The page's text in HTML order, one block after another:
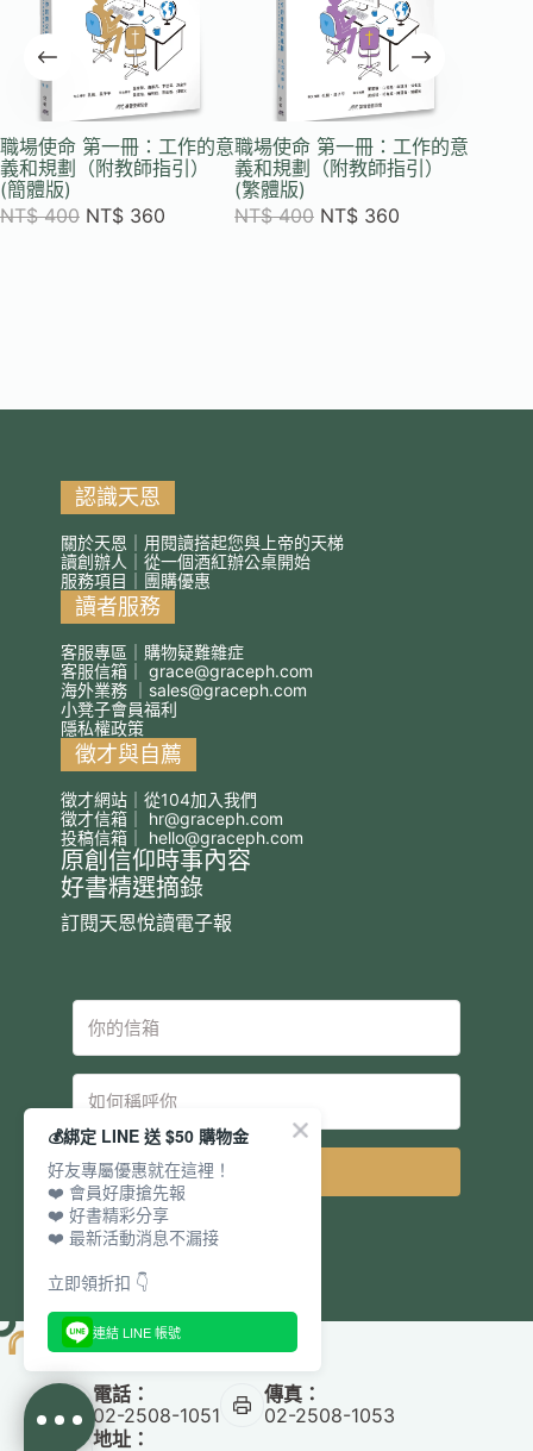
職場使命 第一冊：工作的意
義和規劃（附教師指引）
(簡體版)
NT$400 NT$ 360
職場使命 第一冊：工作的意
義和規劃（附教師指引）
(繁體版)
NT$400 NT$ 360
認識天恩
關於天恩｜用閱讀搭起您與上帝的天梯
讀創辦人｜從一個酒紅辦公桌開始
服務項目｜團購優惠
讀者服務
客服專區｜購物疑難雜症
客服信箱｜ grace@graceph.com
海外業務 ｜ sales@graceph.com
小凳子會員福利
隱私權政策
徵才與自薦
徵才網站｜從104加入我們
徵才信箱｜ hr@graceph.com
投稿信箱｜ hello@graceph.com
原創信仰時事內容
好書精選摘錄
訂閱天恩悅讀電子報
電話：
02-2508-1051
傳真：
02-2508-1053
地址：
💰綁定 LINE 送 $50 購物金
好友專屬優惠就在這裡！
❤️ 會員好康搶先報
❤️ 好書精彩分享
❤️ 最新活動消息不漏接
立即領折扣 👇
連結 LINE 帳號